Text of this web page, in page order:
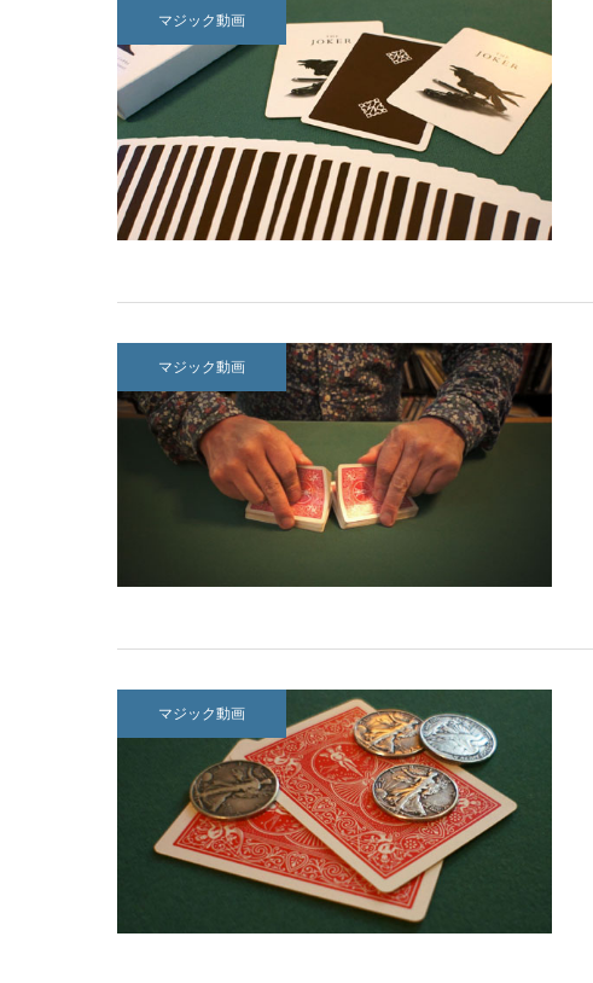
マジック動画
マジック動画
マジック動画